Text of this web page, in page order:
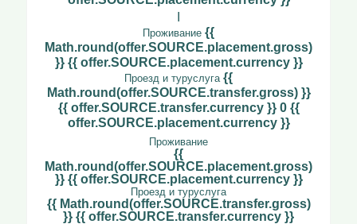
Проживание {{
Math.round(offer.SOURCE.placement.gross)
}} {{ offer.SOURCE.placement.currency }}
Проезд и туруслуга {{
Math.round(offer.SOURCE.transfer.gross) }}
{{ offer.SOURCE.transfer.currency }} 0 {{
offer.SOURCE.placement.currency }}
Проживание
{{
Math.round(offer.SOURCE.placement.gross)
}} {{ offer.SOURCE.placement.currency }}
Проезд и туруслуга
{{ Math.round(offer.SOURCE.transfer.gross)
}} {{ offer.SOURCE.transfer.currency }}